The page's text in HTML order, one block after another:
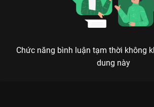
Chức năng bình luận tạm thời không
dung này